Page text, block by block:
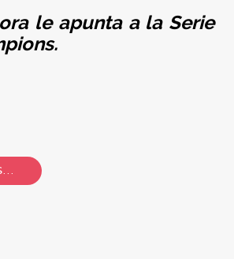
le apunta a la Serie